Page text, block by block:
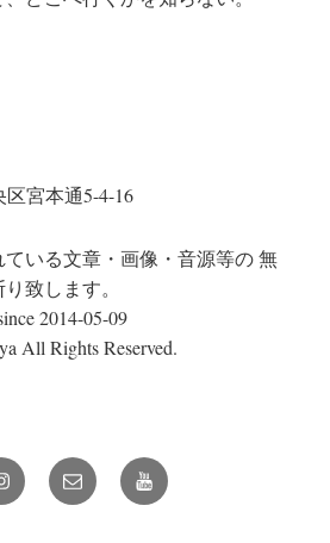
区宮本通5-4-16
いる文章・画像・音源等の 無
致します。
2014-05-09
All Rights Reserved.
メ
ー
YouTube